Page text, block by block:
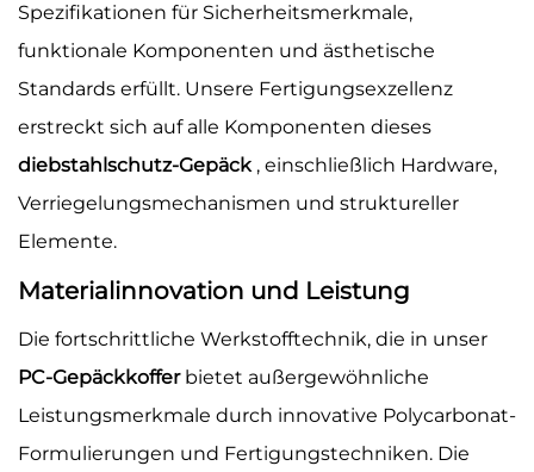
Spezifikationen für Sicherheitsmerkmale,
funktionale Komponenten und ästhetische
Standards erfüllt. Unsere Fertigungsexzellenz
erstreckt sich auf alle Komponenten dieses
diebstahlschutz-Gepäck , einschließlich Hardware,
Verriegelungsmechanismen und struktureller
Elemente.
Materialinnovation und Leistung
Die fortschrittliche Werkstofftechnik, die in unser
PC-Gepäckkoffer bietet außergewöhnliche
Leistungsmerkmale durch innovative Polycarbonat-
Formulierungen und Fertigungstechniken. Die